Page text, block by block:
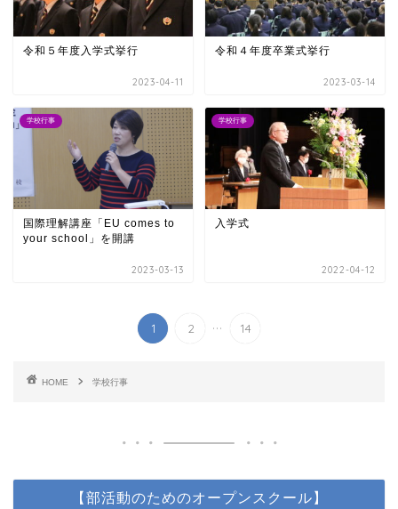
令和５年度入学式挙行
2023-04-11
令和４年度卒業式挙行
2023-03-14
学校行事
国際理解講座「EU comes to
your school」を開講
2023-03-13
学校行事
入学式
2022-04-12
1 2 ... 14
HOME 学校行事
【部活動のためのオープンスクール】